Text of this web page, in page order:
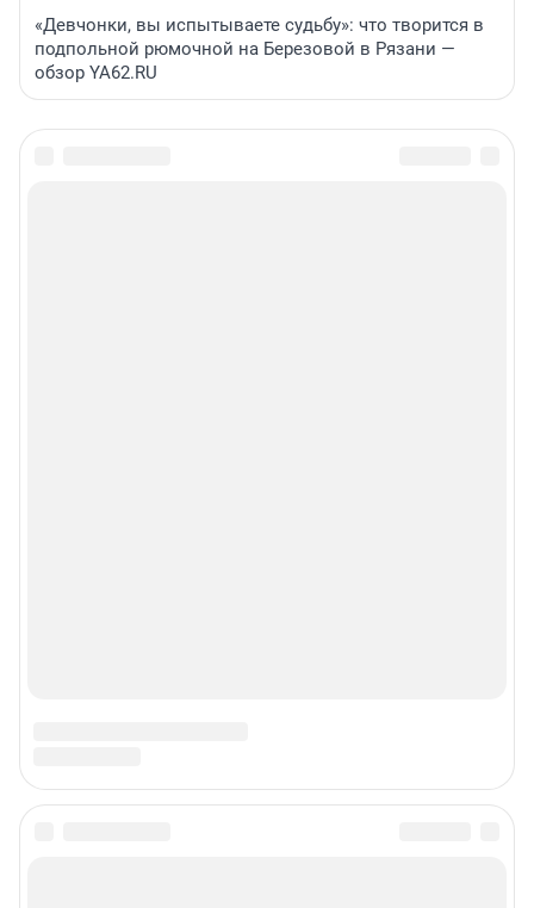
«Девчонки, вы испытываете судьбу»: что творится в
подпольной рюмочной на Березовой в Рязани —
обзор YA62.RU